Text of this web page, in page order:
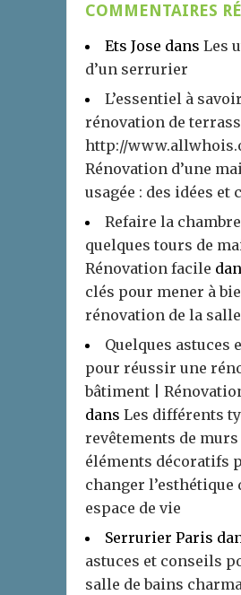
COMMENTAIRES
Ets Jose dans Les
d’un serrurier
L’essentiel à
rénovation de
http://
Rénovation d’une
usagée : des idées et
Refaire la
quelques tours de
Rénovation facile
clés pour mener à
rénovation de la
Quelques astuces
pour réussir une
bâtiment |
dans Les différents
revêtements de murs
éléments décoratifs
changer l’esthétique
espace de vie
Serrurier Paris
astuces et conseils
salle de bains